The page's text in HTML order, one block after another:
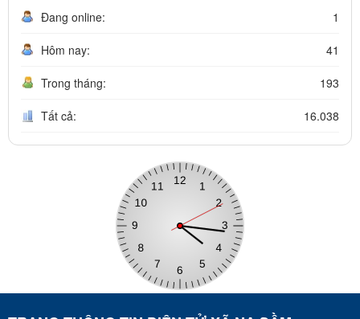
Đang online: 1
Hôm nay: 41
Trong tháng: 193
Tất cả: 16.038